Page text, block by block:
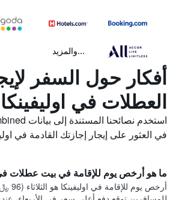
...والمزيد
أفكار حول السفر
العطلات في اوليفينكا
في العثور على إيجار إجازتك القادمة في
ما هو أرخص يوم للإقامة في بيت عطلات في
أرخص